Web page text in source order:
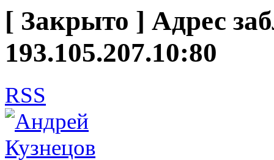
[ Закрыто ] Адрес
193.105.207.10:80
RSS